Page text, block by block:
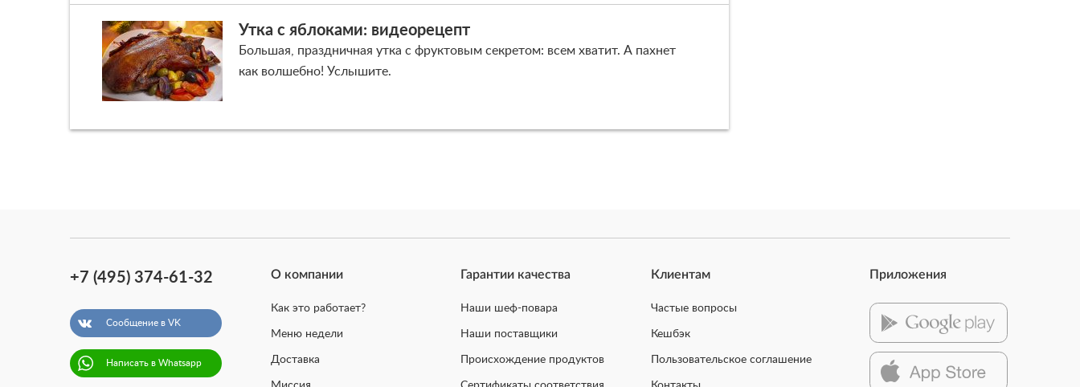
Утка с яблоками: видеорецепт
Большая, праздничная утка с фруктовым секретом: всем хватит. А пахнет
как волшебно! Услышите.
+7 (495) 374-61-32
Сообщение в VK
Написать в Whatsapp
О компании
Как это работает?
Меню недели
Доставка
Гарантии качества
Наши шеф-повара
Наши поставщики
Происхождение продуктов
Клиентам
Частые вопросы
Кешбэк
Пользовательское соглашение
Приложения